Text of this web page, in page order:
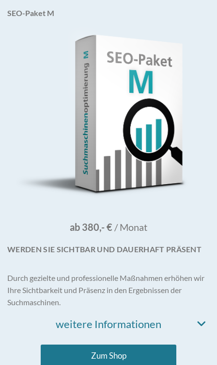
SEO-Paket M
ab 380,- € / Monat
WERDEN SIE SICHTBAR UND DAUERHAFT PRÄSENT
Durch gezielte und professionelle Maßnahmen erhöhen wir
Ihre Sichtbarkeit und Präsenz in den Ergebnissen der
Suchmaschinen.
weitere Informationen
Zum Shop